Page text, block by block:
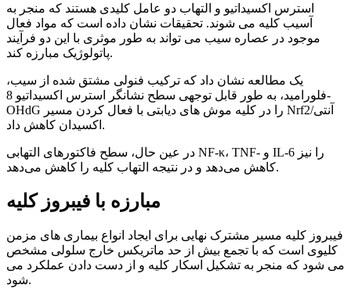
استرس اکسیداتیو و التهاب دو عامل کلیدی هستند که منجر به
آسیب کلیه می شوند. تحقیقات نشان داده است که مواد فعال
موجود در عصاره سیب می تواند به طور موثری با این دو فرآیند
پاتولوژیک مبارزه کند.
یک مطالعه نشان داد که ترکیب فنولی مشتق شده از سیب،
فلورامید، به طور قابل توجهی سطح نشانگر استرس اکسیداتیو 8-
OHdG را در کلیه موش های دیابتی با فعال کردن مسیر Nrf2/آنتی
اکسیدان کاهش داد.
در عین حال، سطح فاکتورهای التهابی NF-κ، TNF- و IL-6 را نیز
کاهش می‌دهد و در نتیجه التهاب کلیه را کاهش می‌دهد.
مبارزه با فیبروز کلیه
فیبروز کلیه مسیر مشترک نهایی برای ایجاد انواع بیماری های مزمن
کلیوی است که با تجمع بیش از حد ماتریکس خارج سلولی مشخص
می شود که منجر به تشکیل اسکار کلیه و از دست دادن عملکرد می
شود.